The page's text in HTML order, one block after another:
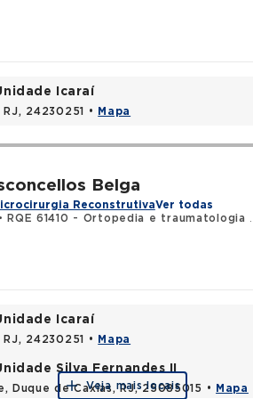
Icaraí
24230251 • Mapa
Belga
ReconstrutivaVer todas
RQE 61410 - Ortopedia e traumatologia
Icaraí
24230251 • Mapa
Silva Fernandes II
Duque de Caxias, RJ, 25085015 • Mapa
Veja mais locais